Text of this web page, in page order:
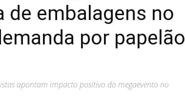
de embalagens no
por papelão
apontam impacto positivo do megaevento no